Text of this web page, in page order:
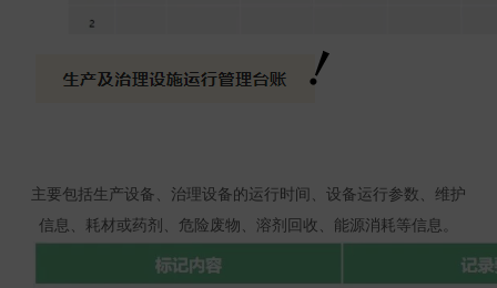
主要包括生产设备、治理设备的运行时间、设备运行参数、维护
信息、耗材或药剂、危险废物、溶剂回收、能源消耗等信息。